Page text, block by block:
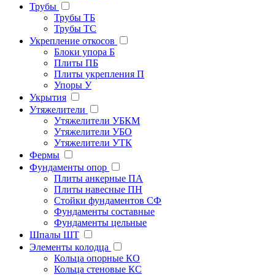
Трубы
Трубы ТБ
Трубы ТС
Укрепление откосов
Блоки упора Б
Плиты ПБ
Плиты укрепления П
Упоры У
Укрытия
Утяжелители
Утяжелители УБКМ
Утяжелители УБО
Утяжелители УТК
Фермы
Фундаменты опор
Плиты анкерные ПА
Плиты навесные ПН
Стойки фундаментов СФ
Фундаменты составные
Фундаменты цельные
Шпалы ШТ
Элементы колодца
Кольца опорные КО
Кольца стеновые КС